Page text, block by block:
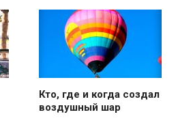
Кто, где и когда создал
воздушный шар